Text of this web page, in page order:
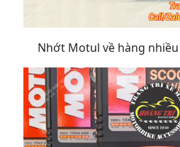
Nhớt Motul về hàng